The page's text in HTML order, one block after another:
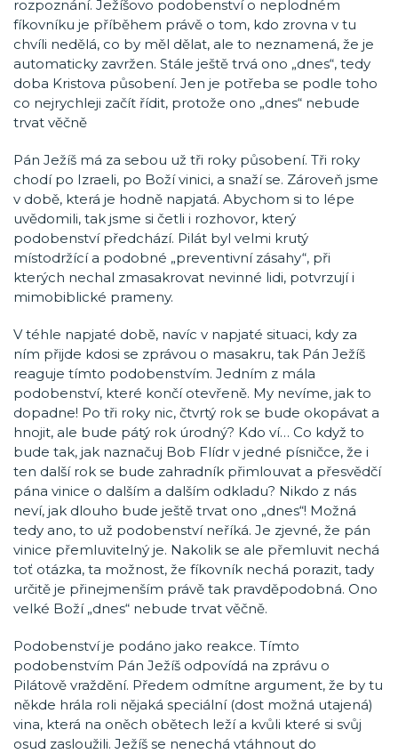
rozpoznání. Ježíšovo podobenství o neplodném
fíkovníku je příběhem právě o tom, kdo zrovna v tu
chvíli nedělá, co by měl dělat, ale to neznamená, že je
automaticky zavržen. Stále ještě trvá ono „dnes“, tedy
doba Kristova působení. Jen je potřeba se podle toho
co nejrychleji začít řídit, protože ono „dnes“ nebude
trvat věčně
Pán Ježíš má za sebou už tři roky působení. Tři roky
chodí po Izraeli, po Boží vinici, a snaží se. Zároveň jsme
v době, která je hodně napjatá. Abychom si to lépe
uvědomili, tak jsme si četli i rozhovor, který
podobenství předchází. Pilát byl velmi krutý
místodržící a podobné „preventivní zásahy“, při
kterých nechal zmasakrovat nevinné lidi, potvrzují i
mimobiblické prameny.
V téhle napjaté době, navíc v napjaté situaci, kdy za
ním přijde kdosi se zprávou o masakru, tak Pán Ježíš
reaguje tímto podobenstvím. Jedním z mála
podobenství, které končí otevřeně. My nevíme, jak to
dopadne! Po tři roky nic, čtvrtý rok se bude okopávat a
hnojit, ale bude pátý rok úrodný? Kdo ví… Co když to
bude tak, jak naznačuj Bob Flídr v jedné písničce, že i
ten další rok se bude zahradník přimlouvat a přesvědčí
pána vinice o dalším a dalším odkladu? Nikdo z nás
neví, jak dlouho bude ještě trvat ono „dnes“! Možná
tedy ano, to už podobenství neříká. Je zjevné, že pán
vinice přemluvitelný je. Nakolik se ale přemluvit nechá
toť otázka, ta možnost, že fíkovník nechá porazit, tady
určitě je přinejmenším právě tak pravděpodobná. Ono
velké Boží „dnes“ nebude trvat věčně.
Podobenství je podáno jako reakce. Tímto
podobenstvím Pán Ježíš odpovídá na zprávu o
Pilátově vraždění. Předem odmítne argument, že by tu
někde hrála roli nějaká speciální (dost možná utajená)
vina, která na oněch obětech leží a kvůli které si svůj
osud zasloužili. Ježíš se nenechá vtáhnout do